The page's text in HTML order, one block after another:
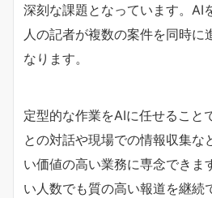
深刻な課題となっています。AI
人の記者が複数の案件を同時に
なります。
定型的な作業をAIに任せること
との対話や現場での情報収集な
い価値の高い業務に専念できま
い人数でも質の高い報道を継続